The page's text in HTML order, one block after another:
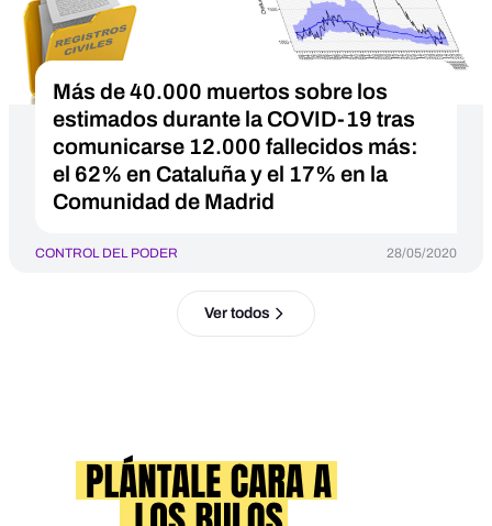
Más de 40.000 muertos sobre los
estimados durante la COVID-19 tras
comunicarse 12.000 fallecidos más:
el 62% en Cataluña y el 17% en la
Comunidad de Madrid
CONTROL DEL PODER 28/05/2020
Ver todos